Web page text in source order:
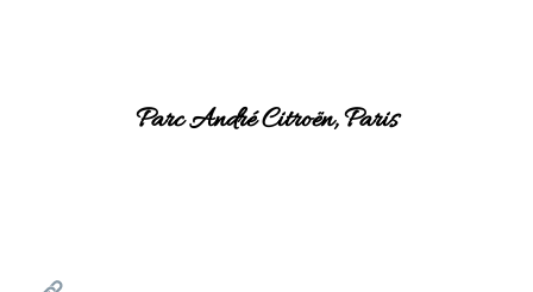
Parc André Citroën, Paris